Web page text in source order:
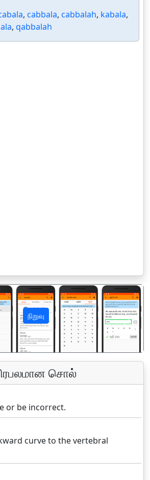
, cabbala, cabbalah, kabala,
, qabbalah
நிறுவு
अगला
சொல்
or be incorrect.
curve to the vertebral